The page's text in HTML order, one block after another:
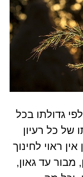
גדולתו בכל
של כל רעיון
ראוי לחינוך
מבור עד גאון,